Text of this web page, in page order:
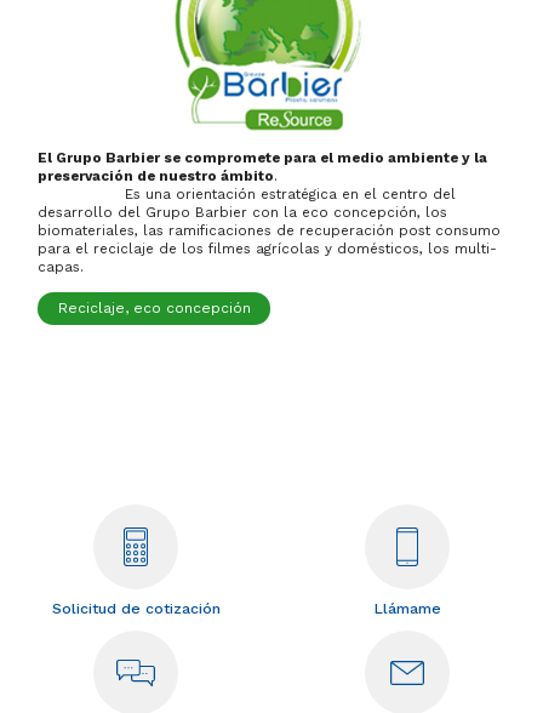
El Grupo Barbier se compromete para el medio ambiente y la
preservación de nuestro ámbito.
Es una orientación estratégica en el centro del
desarrollo del Grupo Barbier con la eco concepción, los
biomateriales, las ramificaciones de recuperación post consumo
para el reciclaje de los filmes agrícolas y domésticos, los multi-
capas.
Reciclaje, eco concepción
Solicitud de cotización Llámame